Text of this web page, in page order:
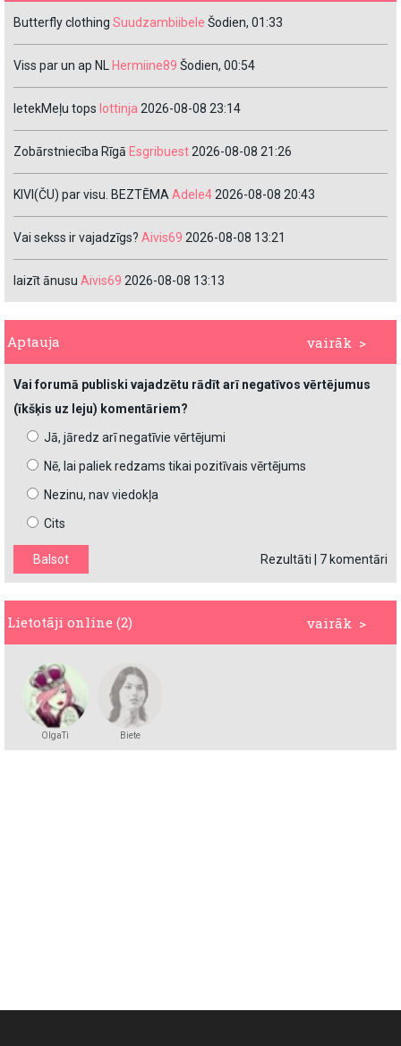
Butterfly clothing Suudzambiibele Šodien, 01:33
Viss par un ap NL Hermiine89 Šodien, 00:54
IetekMeļu tops lottinja 2026-08-08 23:14
Zobārstniecība Rīgā Esgribuest2026-08-08 21:26
KIVI(ČU) par visu. BEZTĒMAAdele42026-08-08 20:43
Vai sekss ir vajadzīgs? Aivis69 2026-08-08 13:21
laizīt ānusu Aivis69 2026-08-08 13:13
vairāk >
Aptauja
Vai forumā publiski vajadzētu rādīt arī negatīvos vērtējumus
(īkšķis uz leju) komentāriem?
Jā, jāredz arī negatīvie vērtējumi
Nē, lai paliek redzams tikai pozitīvais vērtējums
Nezinu, nav viedokļa
Cits
Rezultāti 7 komentāri
vairāk >
Lietotāji online (2)
OlgaTi Biete